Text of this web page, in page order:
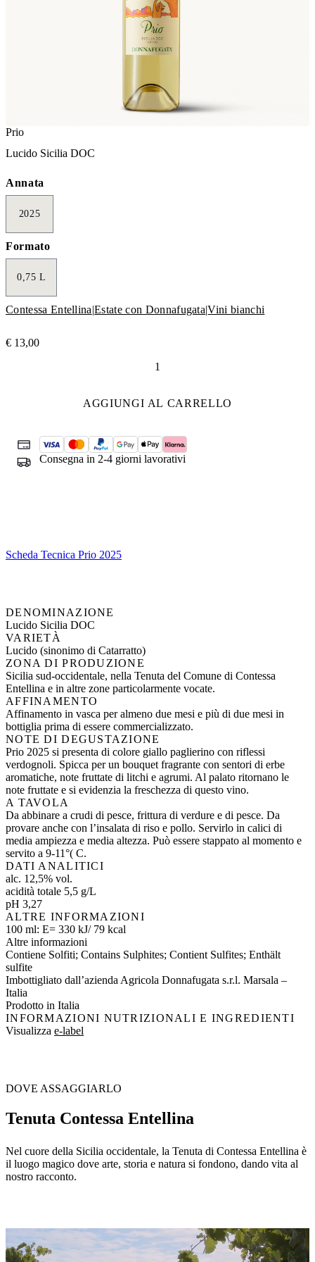
Prio
Lucido Sicilia DOC
Annata
2025
Formato
0,75 L
Contessa Entellina|Estate con Donnafugata|Vini bianchi
€ 13,00
AGGIUNGI AL CARRELLO
Consegna in 2-4 giorni lavorativi
Scheda Tecnica Prio 2025
DENOMINAZIONE
Lucido Sicilia DOC
VARIETÀ
Lucido (sinonimo di Catarratto)
ZONA DI PRODUZIONE
Sicilia sud-occidentale, nella Tenuta del Comune di Contessa
Entellina e in altre zone particolarmente vocate.
AFFINAMENTO
Affinamento in vasca per almeno due mesi e più di due mesi in
bottiglia prima di essere commercializzato.
NOTE DI DEGUSTAZIONE
Prio 2025 si presenta di colore giallo paglierino con riflessi
verdognoli. Spicca per un bouquet fragrante con sentori di erbe
aromatiche, note fruttate di litchi e agrumi. Al palato ritornano le
note fruttate e si evidenzia la freschezza di questo vino.
A TAVOLA
Da abbinare a crudi di pesce, frittura di verdure e di pesce. Da
provare anche con l’insalata di riso e pollo. Servirlo in calici di
media ampiezza e media altezza. Può essere stappato al momento e
servito a 9-11°( С.
DATI ANALITICI
alc. 12,5% vol.
acidità totale 5,5 g/L
pH 3,27
ALTRE INFORMAZIONI
100 ml: E= 330 kJ/ 79 kcal
Altre informazioni
Contiene Solfiti; Contains Sulphites; Contient Sulfites; Enthält
sulfite
Imbottigliato dall’azienda Agricola Donnafugata s.r.l. Marsala –
Italia
Prodotto in Italia
INFORMAZIONI NUTRIZIONALI E INGREDIENTI
Visualizza e-label
DOVE ASSAGGIARLO
Tenuta Contessa Entellina
Nel cuore della Sicilia occidentale, la Tenuta di Contessa Entellina è
il luogo magico dove arte, storia e natura si fondono, dando vita al
nostro racconto.